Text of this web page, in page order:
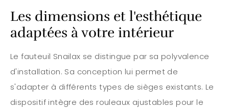
Les dimensions et l'esthétique
adaptées à votre intérieur
Le fauteuil Snailax se distingue par sa polyvalence
d'installation. Sa conception lui permet de
s'adapter à différents types de sièges existants. Le
dispositif intègre des rouleaux ajustables pour le